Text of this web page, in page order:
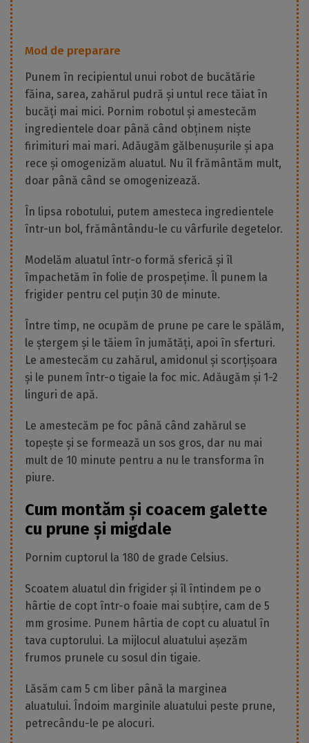
Mod de preparare
Punem în recipientul unui robot de bucătărie
făina, sarea, zahărul pudră și untul rece tăiat în
bucăți mai mici. Pornim robotul și amestecăm
ingredientele doar până când obținem niște
firimituri mai mari. Adăugăm gălbenușurile și apa
rece și omogenizăm aluatul. Nu îl frământăm mult,
doar până când se omogenizează.
În lipsa robotului, putem amesteca ingredientele
într-un bol, frământându-le cu vârfurile degetelor.
Modelăm aluatul într-o formă sferică și îl
împachetăm în folie de prospețime. Îl punem la
frigider pentru cel puțin 30 de minute.
Între timp, ne ocupăm de prune pe care le spălăm,
le ștergem și le tăiem în jumătăți, apoi în sferturi.
Le amestecăm cu zahărul, amidonul și scorțișoara
și le punem într-o tigaie la foc mic. Adăugăm și 1-2
linguri de apă.
Le amestecăm pe foc până când zahărul se
topește și se formează un sos gros, dar nu mai
mult de 10 minute pentru a nu le transforma în
piure.
Cum montăm și coacem galette
cu prune și migdale
Pornim cuptorul la 180 de grade Celsius.
Scoatem aluatul din frigider și îl întindem pe o
hârtie de copt într-o foaie mai subțire, cam de 5
mm grosime. Punem hârtia de copt cu aluatul în
tava cuptorului. La mijlocul aluatului așezăm
frumos prunele cu sosul din tigaie.
Lăsăm cam 5 cm liber până la marginea
aluatului. Îndoim marginile aluatului peste prune,
petrecându-le pe alocuri.